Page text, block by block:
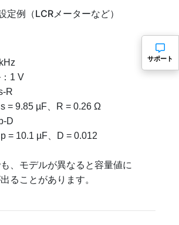
例（LCRメーターなど）
1 V
R
= 9.85 µF、R = 0.26 Ω
D
= 10.1 µF、D = 0.012
、モデルが異なると容量値に
ることがあります。
サポート